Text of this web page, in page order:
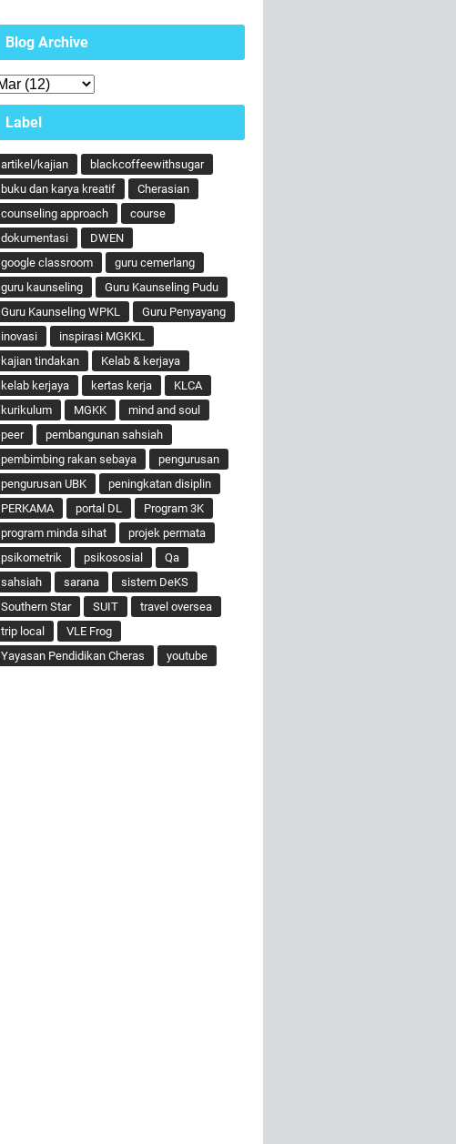
Blog Archive
Label
artikel/kajian
blackcoffeewithsugar
buku dan karya kreatif
Cherasian
counseling approach
course
dokumentasi
DWEN
google classroom
guru cemerlang
guru kaunseling
Guru Kaunseling Pudu
Guru Kaunseling WPKL
Guru Penyayang
inovasi
inspirasi MGKKL
kajian tindakan
Kelab & kerjaya
kelab kerjaya
kertas kerja
KLCA
kurikulum
MGKK
mind and soul
peer
pembangunan sahsiah
pembimbing rakan sebaya
pengurusan
pengurusan UBK
peningkatan disiplin
PERKAMA
portal DL
Program 3K
program minda sihat
projek permata
psikometrik
psikososial
Qa
sahsiah
sarana
sistem DeKS
Southern Star
SUIT
travel oversea
trip local
VLE Frog
Yayasan Pendidikan Cheras
youtube